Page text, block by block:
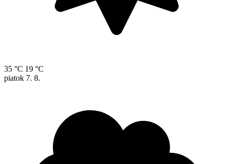
35 °C 19 °C
piatok 7. 8.